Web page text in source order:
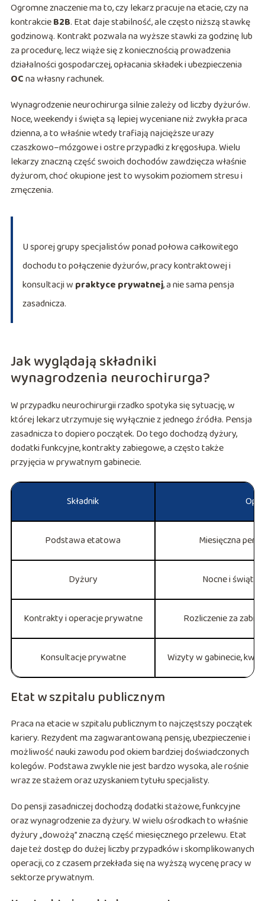
Ogromne znaczenie ma to, czy lekarz pracuje na etacie, czy na
kontrakcieB2B. Etat daje stabilność, ale często niższą stawkę
godzinową. Kontrakt pozwala na wyższe stawki za godzinę lub
za procedurę, lecz wiąże się z koniecznością prowadzenia
działalności gospodarczej, opłacania składek i ubezpieczenia
OCna własny rachunek.
Wynagrodzenie neurochirurga silnie zależy od liczby dyżurów.
Noce, weekendy i święta są lepiej wyceniane niż zwykła praca
dzienna, a to właśnie wtedy trafiają najcięższe urazy
czaszkowo–mózgowe i ostre przypadki z kręgosłupa. Wielu
lekarzy znaczną część swoich dochodów zawdzięcza właśnie
dyżurom, choć okupione jest to wysokim poziomem stresu i
zmęczenia.
U sporej grupy specjalistów ponad połowa całkowitego
dochodu to połączenie dyżurów, pracy kontraktowej i
konsultacji w praktyce prywatnej, a nie sama pensja
zasadnicza.
Jak wyglądają składniki
wynagrodzenia neurochirurga?
W przypadku neurochirurgii rzadko spotyka się sytuację, w
której lekarz utrzymuje się wyłącznie z jednego źródła. Pensja
zasadnicza to dopiero początek. Do tego dochodzą dyżury,
dodatki funkcyjne, kontrakty zabiegowe, a często także
przyjęcia w prywatnym gabinecie.
Składnik Opis
Podstawa etatowa Miesięczna
Dyżury Nocne i
Kontrakty i operacje prywatne Rozliczenie za
Konsultacje prywatne Wizyty w gabinecie,
Etat w szpitalu publicznym
Praca na etacie w szpitalu publicznym to najczęstszy początek
kariery. Rezydent ma zagwarantowaną pensję, ubezpieczenie i
możliwość nauki zawodu pod okiem bardziej doświadczonych
kolegów. Podstawa zwykle nie jest bardzo wysoka, ale rośnie
wraz ze stażem oraz uzyskaniem tytułu specjalisty.
Do pensji zasadniczej dochodzą dodatki stażowe, funkcyjne
oraz wynagrodzenie za dyżury. W wielu ośrodkach to właśnie
dyżury „dowożą” znaczną część miesięcznego przelewu. Etat
daje też dostęp do dużej liczby przypadków i skomplikowanych
operacji, co z czasem przekłada się na wyższą wycenę pracy w
sektorze prywatnym.